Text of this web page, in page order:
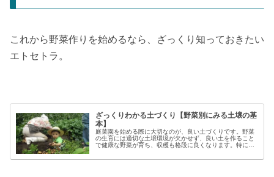
これから野菜作りを始めるなら、ざっくり知っておきたい
エトセトラ。
ざっくりわかる土づくり【野菜別にみる土壌の基
本】
庭菜園を始める際に大切なのが、良い土づくりです。野菜
の生育には適切な土壌環境が欠かせず、良い土を作ること
で健康な野菜が育ち、収穫も格段に良くなります。特に初
家庭菜園で失敗しないコツと言える...